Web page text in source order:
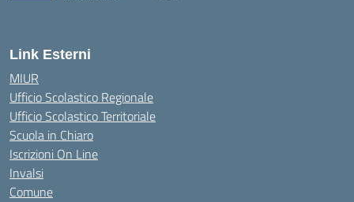
Link Esterni
MIUR
Ufficio Scolastico Regionale
Ufficio Scolastico Territoriale
Scuola in Chiaro
Iscrizioni On Line
Invalsi
Comune